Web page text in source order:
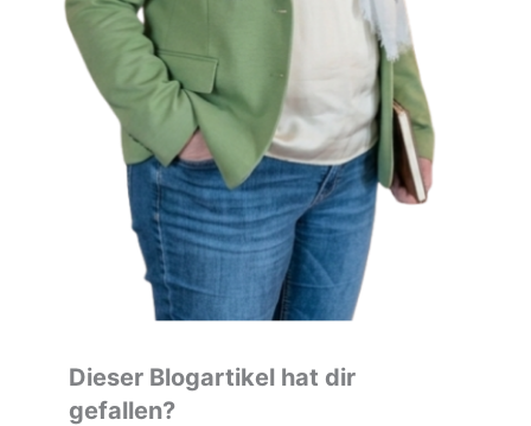
Dieser Blogartikel hat dir
gefallen?